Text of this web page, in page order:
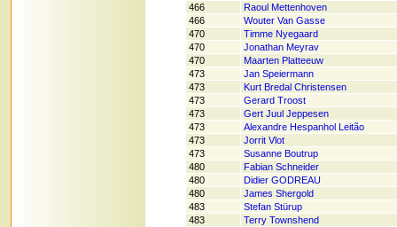
466
Raoul Mettenhoven
466
Wouter Van Gasse
470
Timme Nyegaard
470
Jonathan Meyrav
470
Maarten Platteeuw
473
Jan Speiermann
473
Kurt Bredal Christensen
473
Gerard Troost
473
Gert Juul Jeppesen
473
Alexandre Hespanhol Leitão
473
Jorrit Vlot
473
Susanne Boutrup
480
Fabian Schneider
480
Didier GODREAU
480
James Shergold
483
Stefan Stürup
483
Terry Townshend